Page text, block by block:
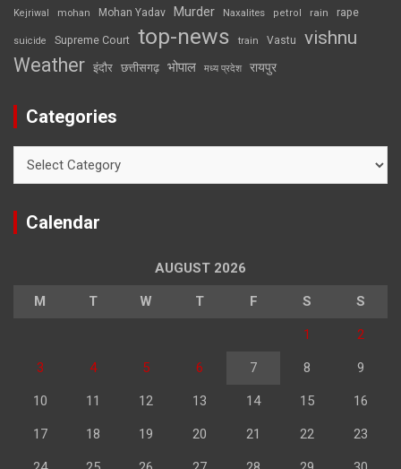
Kejriwal mohan Mohan Yadav Murder Naxalites petrol rain rape
suicide Supreme Court top-news train Vastu vishnu
Weather इंदौर छत्तीसगढ़ भोपाल मध्य प्रदेश रायपुर
Categories
Calendar
AUGUST 2026
M T W T F S S
1 2
3 4 5 6 7 8 9
10 11 12 13 14 15 16
17 18 19 20 21 22 23